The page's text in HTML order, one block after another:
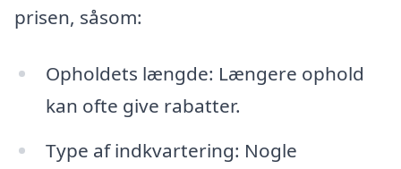
prisen, såsom:
Opholdets længde: Længere ophold
kan ofte give rabatter.
Type af indkvartering: Nogle